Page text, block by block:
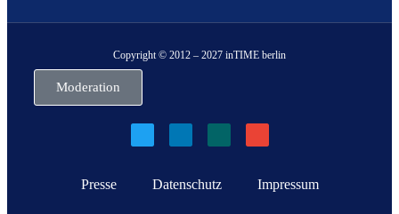
Copyright © 2012 – 2027 inTIME berlin
Moderation
Presse Datenschutz Impressum